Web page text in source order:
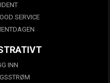
SERVICE
INN